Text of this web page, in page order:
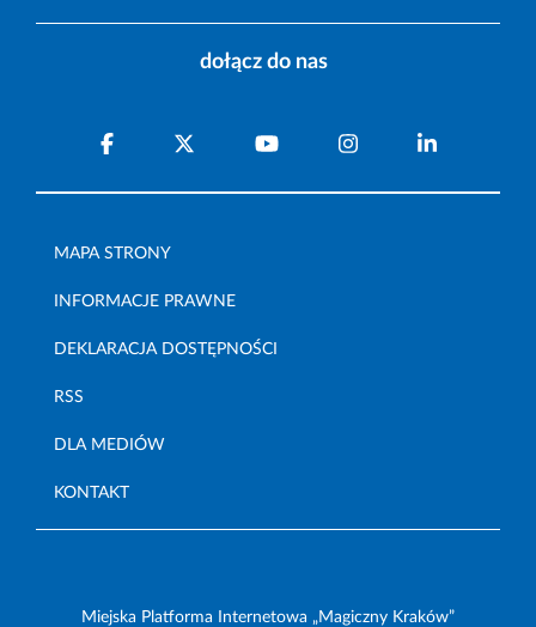
dołącz do nas
MAPA STRONY
INFORMACJE PRAWNE
DEKLARACJA DOSTĘPNOŚCI
RSS
DLA MEDIÓW
KONTAKT
Miejska Platforma Internetowa „Magiczny Kraków”